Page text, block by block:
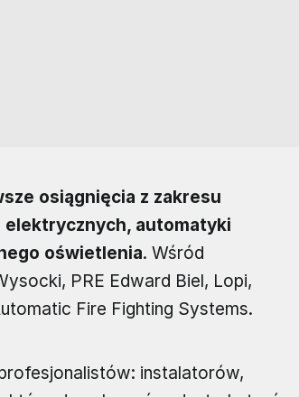
osiągnięcia z zakresu
automatyki
oświetlenia. Wśród
PRE Edward Biel, Lopi,
Fire Fighting Systems.
instalatorów,